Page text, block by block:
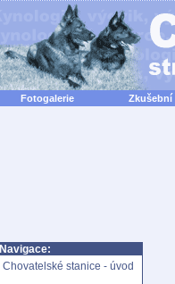
Fotogalerie Zkušební
Navigace:
Chovatelské stanice - úvod